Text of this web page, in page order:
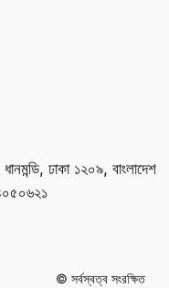
ঢাকা ১২০৯, বাংলাদেশ
© সর্বস্বত্ব সংরক্ষিত